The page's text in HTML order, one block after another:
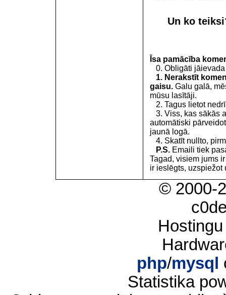
Un ko
Īsa pamācība
0. Obligāti jāievada
1. Nerakstīt
gaisu. Galu galā,
mūsu lasītāji.
2. Tagus lietot
3. Viss, kas sākās
automātiski
jaunā logā.
4. Skatīt nullto,
P.S. Emaili tiek
Tagad, visiem jums
ir ieslēgts, uzspiežot
© 2000-
php/mysql
Statistika